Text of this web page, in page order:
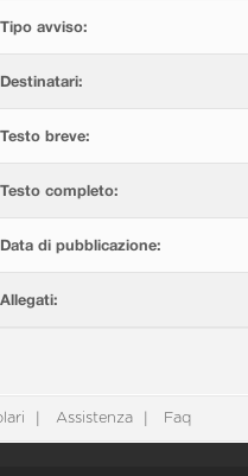
Tipo avviso:
Destinatari:
Testo breve:
Testo completo:
Data di pubblicazione:
Allegati:
Assistenza Faq